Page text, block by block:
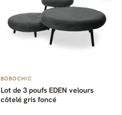
BOBOCHIC
Lot de 3 poufs EDEN velours
côtelé gris foncé